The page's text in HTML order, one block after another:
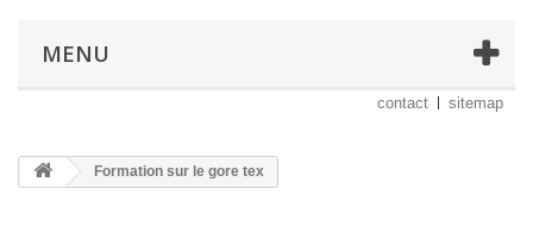
MENU
contact sitemap
Formation sur le gore tex